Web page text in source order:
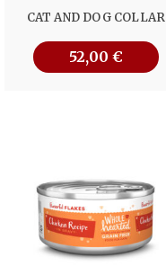
CAT AND DOG COLLAR
52,00 €